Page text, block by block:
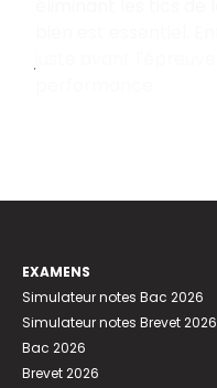
EXAMENS
Simulateur notes Bac 2026
Simulateur notes Brevet 2026
Bac 2026
Brevet 2026